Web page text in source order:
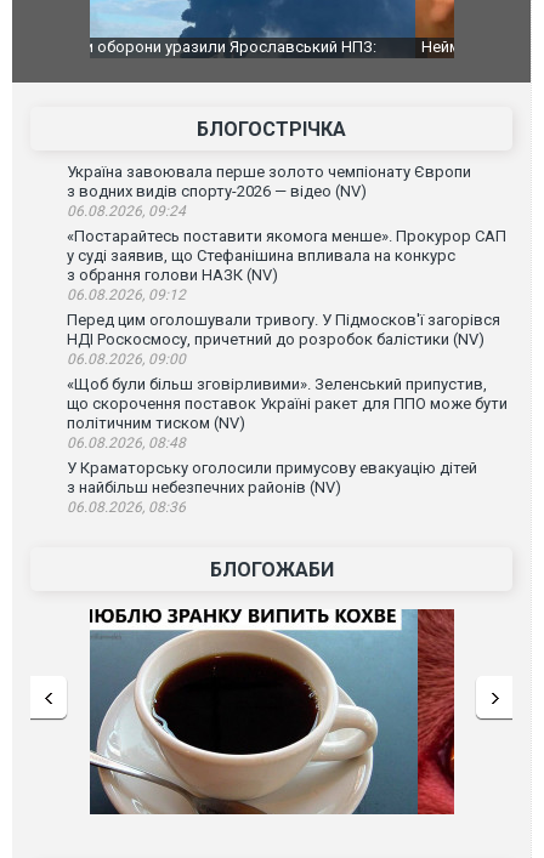
Неймар влаштував конфлікт після перемоги
"Сантоса". ВІДЕО
Мудрик
БЛОГОСТРІЧКА
Україна завоювала перше золото чемпіонату Європи
з водних видів спорту-2026 — відео (NV)
06.08.2026, 09:24
«Постарайтесь поставити якомога менше». Прокурор САП
у суді заявив, що Стефанішина впливала на конкурс
з обрання голови НАЗК (NV)
06.08.2026, 09:12
Перед цим оголошували тривогу. У Підмосков'ї загорівся
НДІ Роскосмосу, причетний до розробок балістики (NV)
06.08.2026, 09:00
«Щоб були більш зговірливими». Зеленський припустив,
що скорочення поставок Україні ракет для ППО може бути
політичним тиском (NV)
06.08.2026, 08:48
У Краматорську оголосили примусову евакуацію дітей
з найбільш небезпечних районів (NV)
06.08.2026, 08:36
БЛОГОЖАБИ